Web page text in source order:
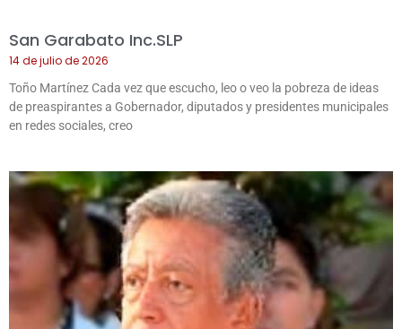
San Garabato Inc.SLP
14 de julio de 2026
Toño Martínez Cada vez que escucho, leo o veo la pobreza de ideas
de preaspirantes a Gobernador, diputados y presidentes municipales
en redes sociales, creo